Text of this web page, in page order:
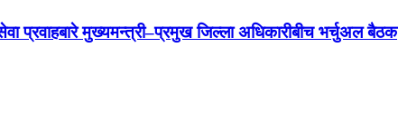
प्रवाहबारे मुख्यमन्त्री–प्रमुख जिल्ला अधिकारीबीच भर्चुअल बैठक